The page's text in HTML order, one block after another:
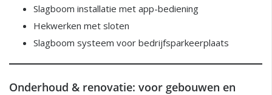
Slagboom installatie met app-bediening
Hekwerken met sloten
Slagboom systeem voor bedrijfsparkeerplaats
Onderhoud & renovatie: voor gebouwen en